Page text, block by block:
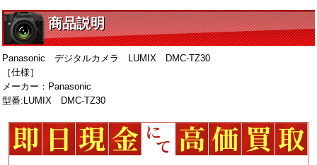
商品説明
Panasonic デジタルカメラ LUMIX DMC-TZ30
［仕様］
メーカー：Panasonic
型番:LUMIX DMC-TZ30